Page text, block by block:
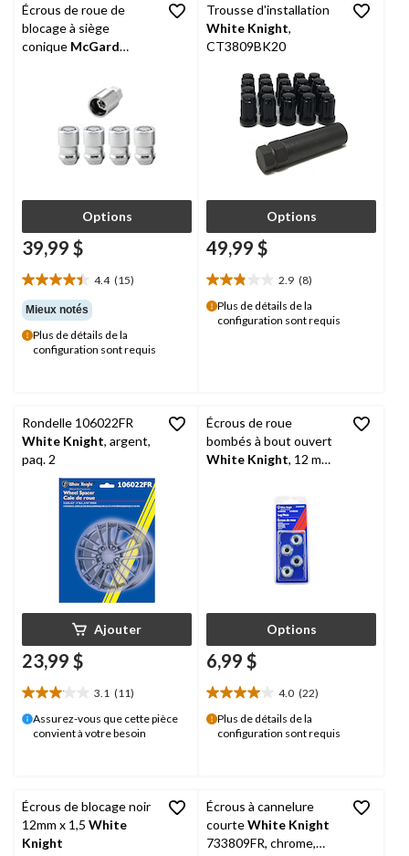
Écrous de roue de
blocage à siège
conique McGard
Options
39,99 $
4.4 (15)
4.4
étoile(s)
sur
5.
15
Mieux notés
Plus de détails de la
configuration sont requis
Trousse d'installation
White Knight,
CT3809BK20
Options
49,99 $
2.9 (8)
2.9
étoile(s)
sur
Plus de détails de la
configuration sont requis
Rondelle 106022FR
White Knight, argent,
paq. 2
Ajouter
23,99 $
3.1 (11)
3.1
étoile(s)
sur
Assurez-vous que cette pièce
convient à votre besoin
Écrous de roue
bombés à bout ouvert
White Knight, 12 mm
Options
6,99 $
4.0 (22)
4.0
étoile(s)
sur
Plus de détails de la
configuration sont requis
Écrous de blocage noir
12mm x 1,5 White
Knight
Écrous à cannelure
courteWhite Knight
733809FR, chrome,